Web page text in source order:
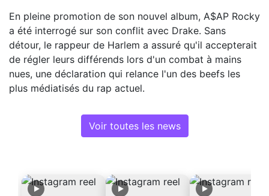
En pleine promotion de son nouvel album, A$AP Rocky
a été interrogé sur son conflit avec Drake. Sans
détour, le rappeur de Harlem a assuré qu'il accepterait
de régler leurs différends lors d'un combat à mains
nues, une déclaration qui relance l'un des beefs les
plus médiatisés du rap actuel.
Voir toutes les news